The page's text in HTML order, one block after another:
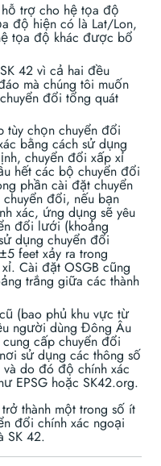
trợ cho hệ tọa độ
độ hiện có là Lat/Lon,
tọa độ khác được bổ
42 vì cả hai đều
mà chúng tôi muốn
đổi tổng quát
tùy chọn chuyển đổi
bằng cách sử dụng
chuyển đổi xấp xỉ
hết các bộ chuyển đổi
phần cài đặt chuyển
đổi, nếu bạn
xác, ứng dụng sẽ yêu
đổi lưới (khoảng
dụng chuyển đổi
feet xảy ra trong
Cài đặt OSGB cũng
trắng giữa các thành
(bao phủ khu vực từ
người dùng Đông Âu
cấp chuyển đổi
sử dụng các thông số
và do đó độ chính xác
EPSG hoặc SK42.org.
thành một trong số ít
đổi chính xác ngoại
SK 42.